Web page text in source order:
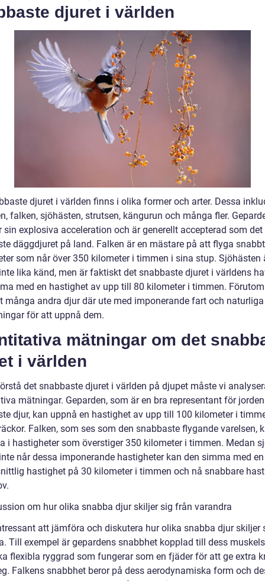
djuret i världen
djuret i världen finns i olika former och arter. Dessa
falken, sjöhästen, strutsen, kängurun och många fler.
sin explosiva acceleration och är generellt accepterad som
däggdjuret på land. Falken är en mästare på att flyga
som når över 350 kilometer i timmen i sina stup. Sjöhästen
lika känd, men är faktiskt det snabbaste djuret i världens
med en hastighet av upp till 80 kilometer i timmen.
många andra djur där ute med imponerande fart och naturliga
för att uppnå dem.
mätningar om det
i världen
det snabbaste djuret i världen på djupet måste vi
mätningar. Geparden, som är en bra representant för
djur, kan uppnå en hastighet av upp till 100 kilometer i
Falken, som ses som den snabbaste flygande varelsen,
i hastigheter som överstiger 350 kilometer i timmen. Medan
når dessa imponerande hastigheter kan den simma med en
hastighet på 30 kilometer i timmen och nå snabbare
om hur olika snabba djur skiljer sig från varandra
att jämföra och diskutera hur olika snabba djur skiljer
Till exempel är gepardens snabbhet kopplad till dess
flexibla ryggrad som fungerar som en fjäder för att ge extra
Falkens snabbhet beror på dess aerodynamiska form och